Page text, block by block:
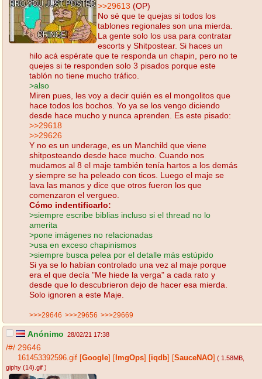
>>29613 (OP)
No sé que te quejas si todos los
tablones regionales son una mierda.
La gente solo los usa para contratar
escorts y Shitpostear. Si haces un
hilo acá espérate que te responda un chapin, pero no te
quejes si te responden solo 3 pisados porque este
tablón no tiene mucho tráfico.
>also
Miren pues, les voy a decir quién es el mongolitos que
hace todos los bochos. Yo ya se los vengo diciendo
desde hace mucho y nunca aprenden. Es este pisado:
>>29618
>>29626
Y no es un underage, es un Manchild que viene
shitposteando desde hace mucho. Cuando nos
mudamos al 8 el maje también tenía hartos a los demás
y siempre se ha peleado con ticos. Luego el maje se
lava las manos y dice que otros fueron los que
comenzaron el vergueo.
Cómo indentificarlo:
>siempre escribe biblias incluso si el thread no lo
amerita
>pone imágenes no relacionadas
>usa en exceso chapinismos
>siempre busca pelea por el detalle más estúpido
Si ya se lo habían controlado una vez al maje porque
era el que decía "Me hiede la verga" a cada rato y
desde que lo descubrieron dejo de hacer esa mierda.
Solo ignoren a este Maje.
>>>29646 >>>29656 >>>29669
Anónimo 28/02/21 17:38
/#/ 29646
161453392596.gif Google ImgOps iqdb SauceNAO ( 1.58MB
giphy (14).gif )